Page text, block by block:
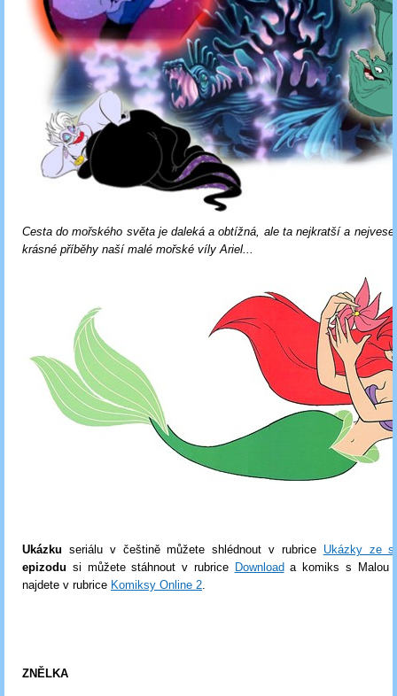
Cesta do mořského světa je daleká a obtížná, ale ta nejkratší a
krásné příběhy naší malé mořské víly Ariel...
Ukázku seriálu v češtině můžete shlédnout v rubrice Ukázky ze
epizodu si můžete stáhnout v rubrice Download a komiks s Malou
najdete v rubrice Komiksy Online 2.
ZNĚLKA